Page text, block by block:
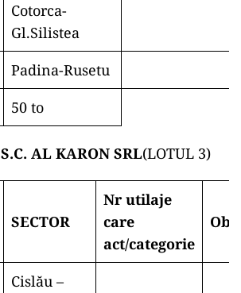
Cotorca-
Gl.Silistea
Padina-Rusetu
50 to
S.C. AL KARON SRL(LOTUL 3)
SECTOR
Nr utilaje
care
act/categorie
Obs
Cislău –